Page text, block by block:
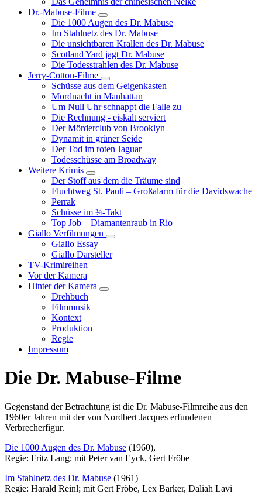
Filme
Dr.-Mabuse-Filme
Unternavigation
von
Dr.-
Mabuse-
Filme
Die 1000 Augen des Dr. Mabuse
Im Stahlnetz des Dr. Mabuse
Die unsichtbaren Krallen des Dr. Mabuse
Scotland Yard jagt Dr. Mabuse
Die Todesstrahlen des Dr. Mabuse
Jerry-Cotton-Filme
Unternavigation
von
Jerry-
Cotton-
Filme
Schüsse aus dem Geigenkasten
Mordnacht in Manhattan
Um Null Uhr schnappt die Falle zu
Die Rechnung - eiskalt serviert
Der Mörderclub von Brooklyn
Dynamit in grüner Seide
Der Tod im roten Jaguar
Todesschüsse am Broadway
Weitere Krimis
Unternavigation
von
Weitere
Der Stoff aus dem die Träume sind
Fluchtweg St. Pauli – Großalarm für die Davidswache
Perrak
Schüsse im ¾-Takt
Top Job – Diamantenraub in Rio
Giallo Verfilmungen
Unternavigation
Giallo
Giallo Essay
Giallo Darsteller
TV-Krimireihen
Vor der Kamera
Hinter der Kamera
Unternavigation
Drehbuch
Filmmusik
Kontext
Produktion
Regie
Impressum
Die Dr. Mabuse-Filme
Gegenstand der Betrachtung ist die Dr. Mabuse-Filmreihe aus den
1960er Jahren mit der von Nordbert Jacques erfundenen
Verbrecherfigur.
Die 1000 Augen des Dr. Mabuse (1960),
Regie: Fritz Lang; mit Peter van Eyck, Gert Fröbe
Im Stahlnetz des Dr. Mabuse (1961)
Regie: Harald Reinl; mit Gert Fröbe, Lex Barker, Daliah Lavi